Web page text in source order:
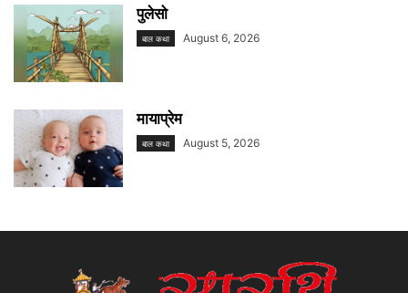
पुलेसो
बाल कथा August 6, 2026
मायाप्रेम
बाल कथा August 5, 2026